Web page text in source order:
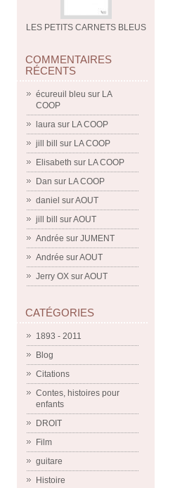
LES PETITS CARNETS BLEUS
COMMENTAIRES
RÉCENTS
écureuil bleu sur LA
COOP
laura sur LA COOP
jill bill
sur LA COOP
Elisabeth sur LA COOP
Dan sur LA COOP
daniel surAOUT
jill bill
surAOUT
Andrée sur JUMENT
Andrée surAOUT
Jerry OX surAOUT
CATÉGORIES
1893 - 2011
Blog
Citations
Contes, histoires pour
enfants
DROIT
Film
guitare
Histoire